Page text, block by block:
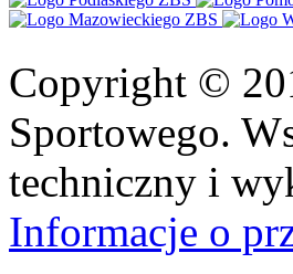
Copyright ©
Sportowego.
techniczny i
Informacje o